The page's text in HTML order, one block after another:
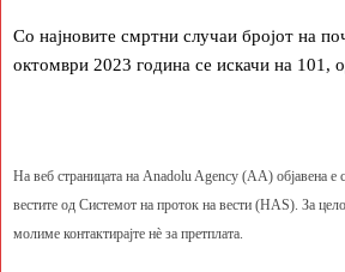
Со најновите смртни случаи бројот на
октомври 2023 година се искачи на 101,
На веб страницата на Anadolu Agency (AA) објавена е
вестите од Системот на проток на вести (HAS). За
молиме контактирајте нè за претплата.